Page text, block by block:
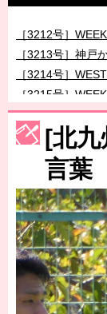
［3212号］
［3213号］神戸
［3214号］
［3215号］
［3216号］行く
［3217号］最高
［3218号］
［3219号］特別
［3220号］伝説
[北
言葉